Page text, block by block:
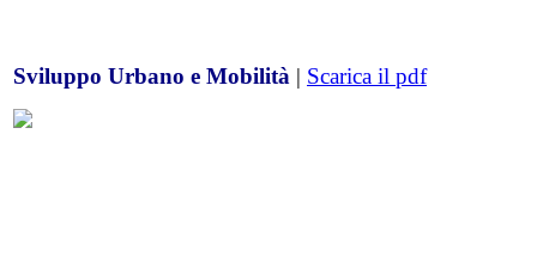
Sviluppo Urbano e Mobilità | Scarica il pdf